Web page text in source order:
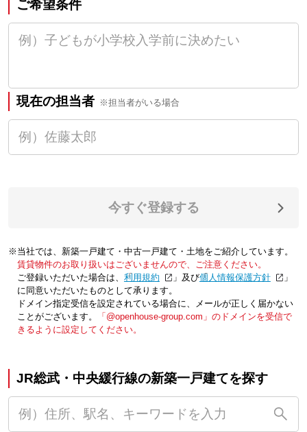
ご希望条件
現在の担当者 ※担当者がいる場合
今すぐ登録する
※当社では、新築一戸建て・中古一戸建て・土地をご紹介しています。
賃貸物件のお取り扱いはございませんので、ご注意ください。
ご登録いただいた場合は、「利用規約 」及び「個人情報保護方針
」
に同意いただいたものとして承ります。
ドメイン指定受信を設定されている場合に、メールが正しく届かない
ことがございます。
「@openhouse-group.com」のドメインを受信で
きるように設定してください。
JR総武・中央緩行線の新築一戸建てを探す